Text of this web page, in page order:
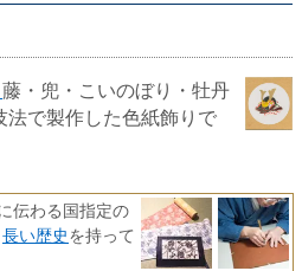
藤・兜・こいのぼり・牡丹
法で製作した色紙飾りで
伝わる国指定の
長い歴史を持って